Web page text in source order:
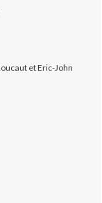
et Eric-John